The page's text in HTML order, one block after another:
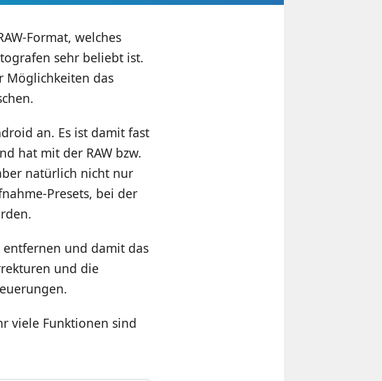
Format, welches
sehr beliebt ist.
Möglichkeiten das
an. Es ist damit fast
hat mit der RAW bzw.
natürlich nicht nur
Presets, bei der
und damit das
und die
viele Funktionen sind